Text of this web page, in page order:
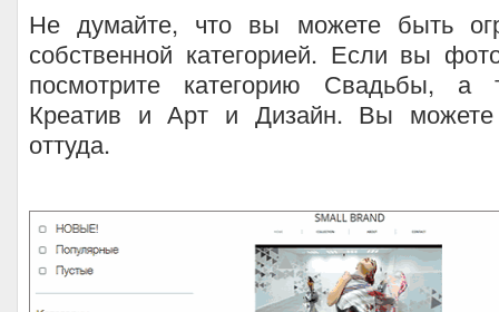
Не думайте, что вы можете быть
собственной категорией. Если вы
посмотрите категорию Свадьбы, а
Креатив и Арт и Дизайн. Вы можете
оттуда.